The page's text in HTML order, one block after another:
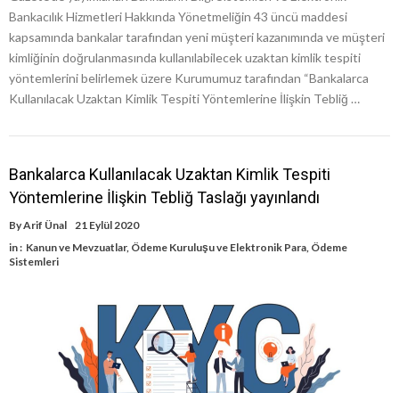
Bankacılık Hizmetleri Hakkında Yönetmeliğin 43 üncü maddesi
kapsamında bankalar tarafından yeni müşteri kazanımında ve müşteri
kimliğinin doğrulanmasında kullanılabilecek uzaktan kimlik tespiti
yöntemlerini belirlemek üzere Kurumumuz tarafından “Bankalarca
Kullanılacak Uzaktan Kimlik Tespiti Yöntemlerine İlişkin Tebliğ …
Bankalarca Kullanılacak Uzaktan Kimlik Tespiti
Yöntemlerine İlişkin Tebliğ Taslağı yayınlandı
ByArif Ünal
21 Eylül 2020
in : Kanun ve Mevzuatlar, Ödeme Kuruluşu ve Elektronik Para Ödeme
Sistemleri